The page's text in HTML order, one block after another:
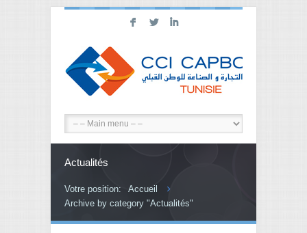
F L I
Actualités
Votre position:
Accueil
Archive by category "Actualités"